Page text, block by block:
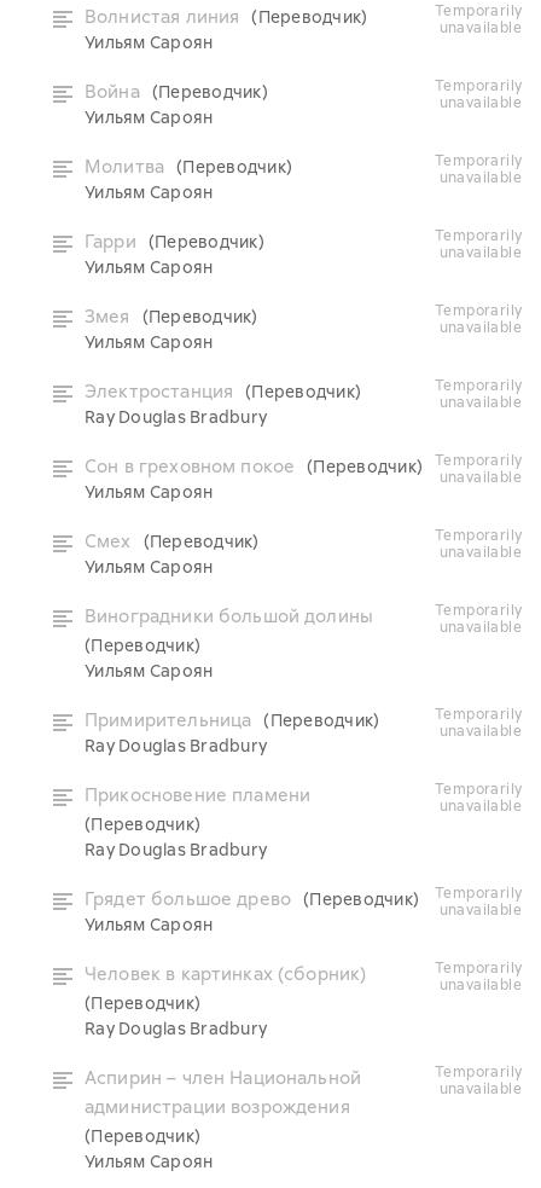
Волнистая линия
(Переводчик)
Уильям Сароян
temporarily
unavailable
Война
(Переводчик)
Уильям Сароян
temporarily
unavailable
Молитва
(Переводчик)
Уильям Сароян
temporarily
unavailable
Гарри
(Переводчик)
Уильям Сароян
temporarily
unavailable
Змея
(Переводчик)
Уильям Сароян
temporarily
unavailable
Электростанция
(Переводчик)
Ray Douglas Bradbury
temporarily
unavailable
Сон в греховном покое
(Переводчик)
Уильям Сароян
temporarily
unavailable
Смех
(Переводчик)
Уильям Сароян
temporarily
unavailable
Виноградники большой долины
(Переводчик)
Уильям Сароян
temporarily
unavailable
Примирительница
(Переводчик)
Ray Douglas Bradbury
temporarily
unavailable
Прикосновение пламени
(Переводчик)
Ray Douglas Bradbury
temporarily
unavailable
Грядет большое древо (Переводчик)
Уильям Сароян
temporarily
unavailable
Человек в картинках (сборник)
(Переводчик)
Ray Douglas Bradbury
temporarily
unavailable
Аспирин – член Национальной
администрации возрождения
(Переводчик)
Уильям Сароян
temporarily
unavailable